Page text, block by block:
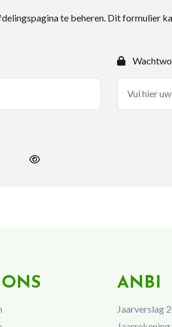
te beheren. Dit formulier
ANBI
Jaarverslag